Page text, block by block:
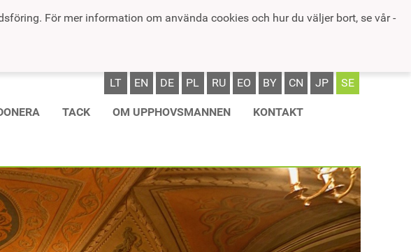
För mer information om använda cookies och hur du väljer bort, se vår -
LT EN DE PL RU EO BY CN JP SE
TACK OM UPPHOVSMANNEN KONTAKT